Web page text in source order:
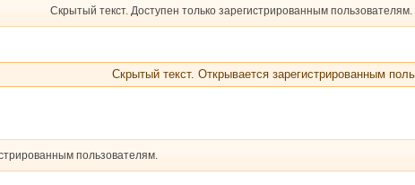
Скрытый текст. Доступен только зарегистрированным пользователям.
Скрытый текст. Открывается зарегистрированным
пользователям.